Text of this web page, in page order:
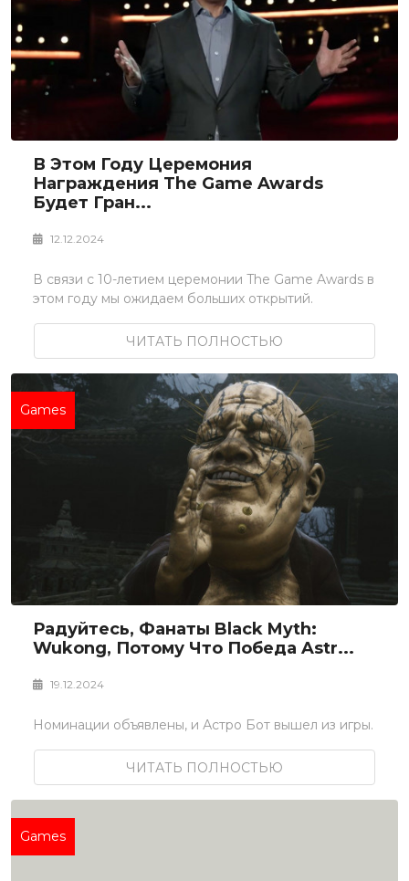
В Этом Году Церемония
Награждения The Game Awards
Будет Гран...
12.12.2024
В связи с 10-летием церемонии The Game Awards в
этом году мы ожидаем больших открытий.
ЧИТАТЬ ПОЛНОСТЬЮ
Games
Радуйтесь, Фанаты Black Myth:
Wukong, Потому Что Победа Astr...
19.12.2024
Номинации объявлены, и Астро Бот вышел из игры.
ЧИТАТЬ ПОЛНОСТЬЮ
Games